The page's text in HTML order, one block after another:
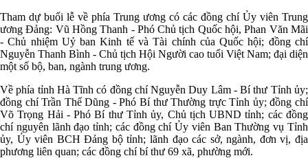
Tham dự buổi lễ về phía Trung ương có các đồng chí Ủy viên Trung
ương Đảng: Vũ Hồng Thanh - Phó Chủ tịch Quốc hội, Phan Văn Mãi
- Chủ nhiệm Uỷ ban Kinh tế và Tài chính của Quốc hội; đồng chí
Nguyễn Thanh Bình - Chủ tịch Hội Người cao tuổi Việt Nam; đại diện
một số bộ, ban, ngành trung ương.
Về phía tỉnh Hà Tĩnh có đồng chí Nguyễn Duy Lâm - Bí thư Tỉnh ủy;
đồng chí Trần Thế Dũng - Phó Bí thư Thường trực Tỉnh ủy; đồng chí
Võ Trọng Hải - Phó Bí thư Tỉnh ủy, Chủ tịch UBND tỉnh; các đồng
chí nguyên lãnh đạo tỉnh; các đồng chí Ủy viên Ban Thường vụ Tỉnh
ủy, Ủy viên BCH Đảng bộ tỉnh; lãnh đạo các sở, ngành, đơn vị, địa
phương liên quan; các đồng chí bí thư 69 xã, phường mới.